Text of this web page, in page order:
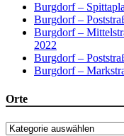
Burgdorf –
Burgdorf –
Burgdorf –
2022
Burgdorf –
Burgdorf –
Orte
Orte